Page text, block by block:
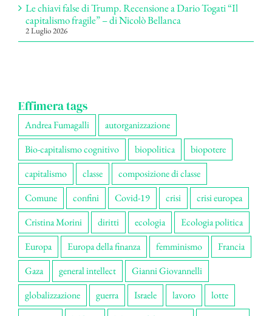
Le chiavi false di Trump. Recensione a Dario Togati “Il
capitalismo fragile” – di Nicolò Bellanca
2 Luglio 2026
Effimera tags
Andrea Fumagalli
autorganizzazione
Bio-capitalismo cognitivo
biopolitica
biopotere
capitalismo
classe
composizione di classe
Comune
confini Covid-19 crisi
crisi europea
Cristina Morini
diritti ecologia
Ecologia politica
Europa
Europa della finanza femminismo
Francia
Gaza
general intellect
Gianni Giovannelli
globalizzazione
guerra Israele lavoro
lotte